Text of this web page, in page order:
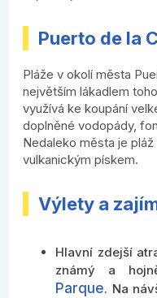
Puerto de la
Pláže v okolí města
největším lákadlem
využívá ke koupání
doplněné vodopády,
Nedaleko města je
vulkanickým pískem.
Výlety a
Hlavní zdejší
známý a
Parque. Na